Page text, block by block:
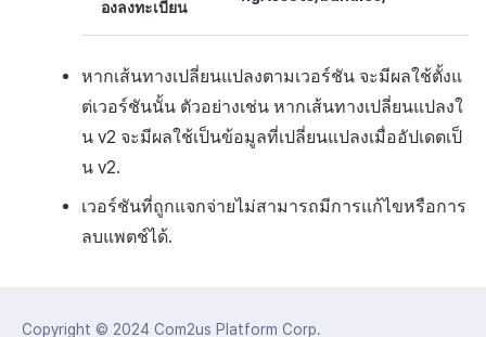
องลงทะเบียน
หากเส้นทางเปลี่ยนแปลงตามเวอร์ชัน จะมีผลใช้ตั้งแ
ต่เวอร์ชันนั้น ตัวอย่างเช่น หากเส้นทางเปลี่ยนแปลงใ
น v2 จะมีผลใช้เป็นข้อมูลที่เปลี่ยนแปลงเมื่ออัปเดตเป็
น v2.
เวอร์ชันที่ถูกแจกจ่ายไม่สามารถมีการแก้ไขหรือการ
ลบแพตช์ได้.
Copyright © 2024 Com2us Platform Corp.